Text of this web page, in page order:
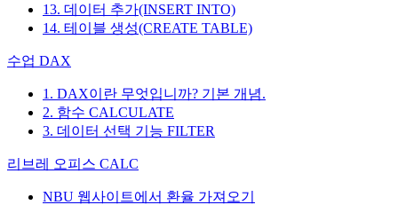
13. 데이터 추가(INSERT INTO)
14. 테이블 생성(CREATE TABLE)
수업 DAX
1. DAX이란 무엇입니까? 기본 개념.
2. 함수 CALCULATE
3. 데이터 선택 기능 FILTER
리브레 오피스 CALC
NBU 웹사이트에서 환율 가져오기